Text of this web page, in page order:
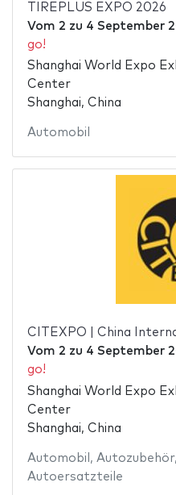
TIREPLUS EXPO 2026
Vom 2 zu 4 September
go!
Shanghai World Expo
Center
Shanghai, China
Automobil
CITEXPO | China
Vom 2 zu 4 September
go!
Shanghai World Expo
Center
Shanghai, China
Automobil , Autozubehör,
Autoersatzteile